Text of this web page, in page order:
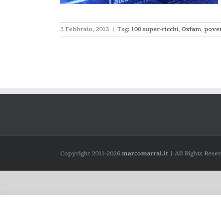
3 Febbraio, 2013 | Tag: 100 super-ricchi, Oxfam,
Copyright 2011-2026marcomarrai.it | All Rights